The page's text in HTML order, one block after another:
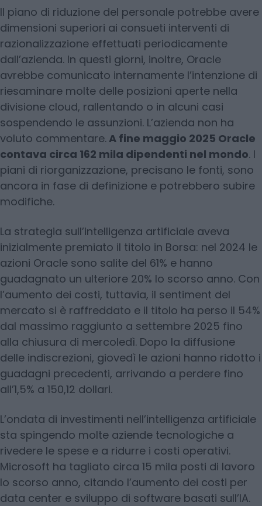
Il piano di riduzione del personale potrebbe avere
dimensioni superiori ai consueti interventi di
razionalizzazione effettuati periodicamente
dall’azienda. In questi giorni, inoltre, Oracle
avrebbe comunicato internamente l’intenzione di
riesaminare molte delle posizioni aperte nella
divisione cloud, rallentando o in alcuni casi
sospendendo le assunzioni. L’azienda non ha
voluto commentare.A fine maggio 2025 Oracle
contava circa 162 mila dipendenti nel mondo. I
piani di riorganizzazione, precisano le fonti, sono
ancora in fase di definizione e potrebbero subire
modifiche.
La strategia sull’intelligenza artificiale aveva
inizialmente premiato il titolo in Borsa: nel 2024 le
azioni Oracle sono salite del 61% e hanno
guadagnato un ulteriore 20% lo scorso anno. Con
l’aumento dei costi, tuttavia, il sentiment del
mercato si è raffreddato e il titolo ha perso il 54%
dal massimo raggiunto a settembre 2025 fino
alla chiusura di mercoledì. Dopo la diffusione
delle indiscrezioni, giovedì le azioni hanno ridotto i
guadagni precedenti, arrivando a perdere fino
all’1,5% a 150,12 dollari.
L’ondata di investimenti nell’intelligenza artificiale
sta spingendo molte aziende tecnologiche a
rivedere le spese e a ridurre i costi operativi.
Microsoft ha tagliato circa 15 mila posti di lavoro
lo scorso anno, citando l’aumento dei costi per
data center e sviluppo di software basati sull’IA.